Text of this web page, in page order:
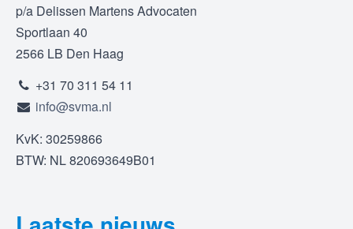
p/a Delissen Martens Advocaten
Sportlaan 40
2566 LB Den Haag
+31 70 311 54 11
info@svma.nl
KvK: 30259866
BTW: NL 820693649B01